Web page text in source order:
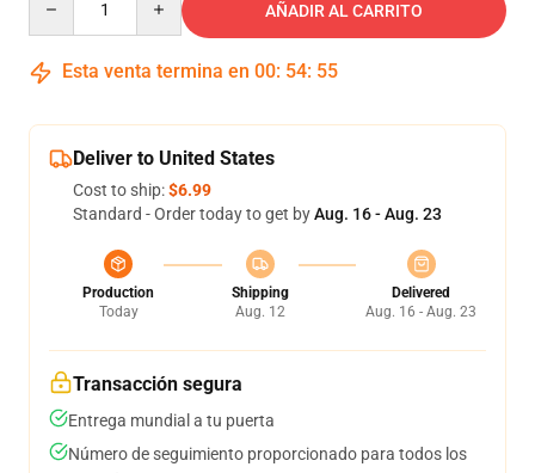
AÑADIR AL CARRITO
Esta venta termina en 00: 54: 54
Deliver to United States
Cost to ship:$6.99
Standard - Order today to get byAug. 16 - Aug. 23
Production
Today
Shipping
Aug. 12
Delivered
Aug. 16 - Aug. 23
Transacción segura
Entrega mundial a tu puerta
Número de seguimiento proporcionado para todos los